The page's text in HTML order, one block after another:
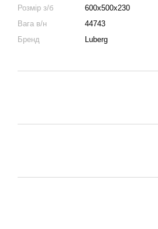
Розмір з/б
600х500х230
Вага в/н
44743
Бренд
Luberg